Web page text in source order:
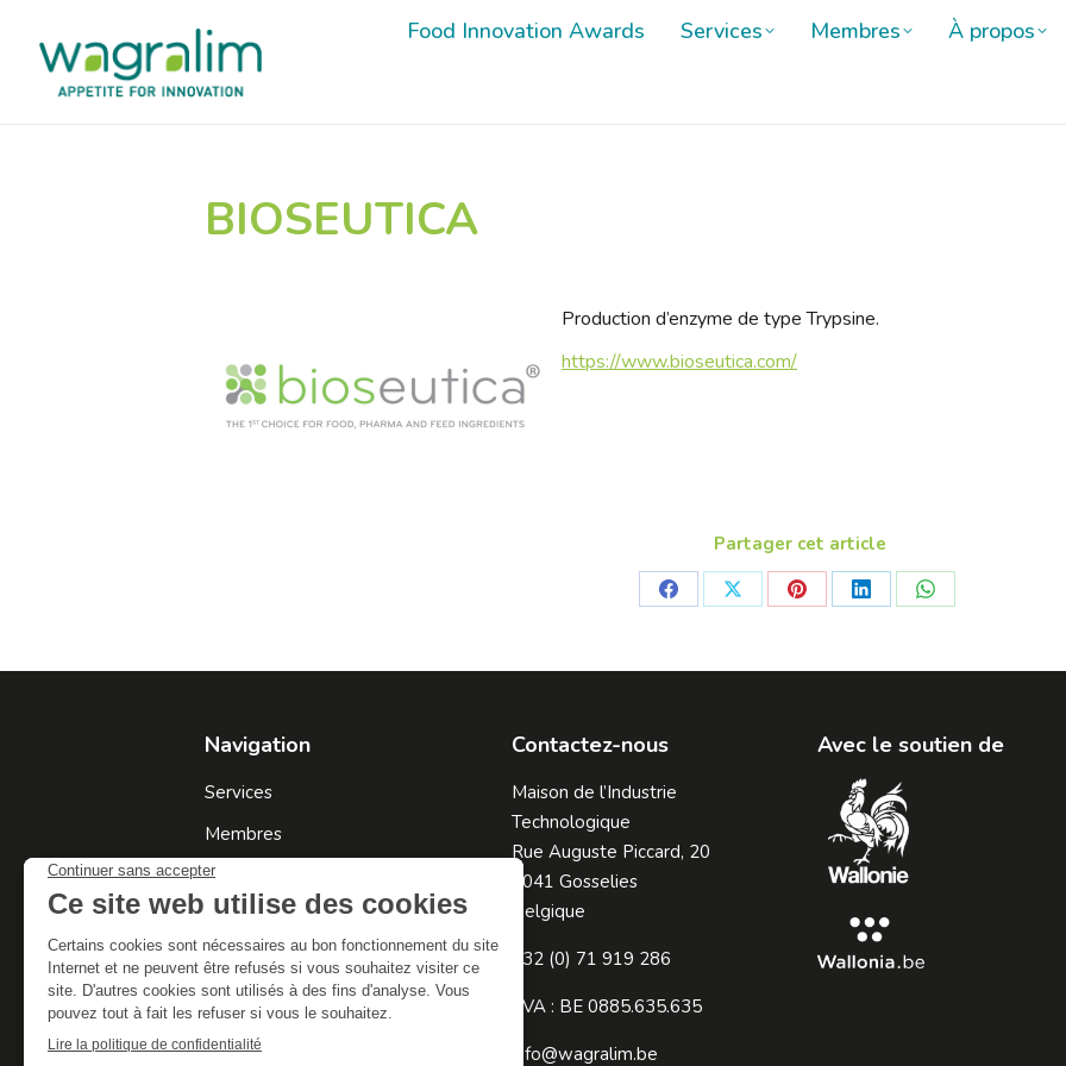
Food Innovation Awards Services Membres À propos
BIOSEUTICA
Production d’enzyme de type Trypsine.
https://www.bioseutica.com/
Partager cet article
Share
Facebook
Share
X
Share
Pinterest
Share
LinkedIn
Share
WhatsApp
Navigation
Services
Membres
À propos
Ressources
Contact
Contactez-nous
Maison de l’Industrie
Technologique
Rue Auguste Piccard, 20
6041 Gosselies
Belgique
+32 (0) 71 919 286
TVA : BE 0885.635.635
info@wagralim.be
Avec le soutien de
Food Innovation Awards Services Membres À propos